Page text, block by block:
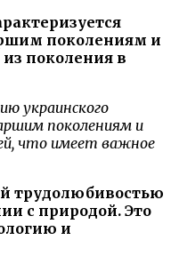
поколениям и
поколения в
украинского
поколениям и
что имеет важное
трудолюбивостью
с природой. Это
и